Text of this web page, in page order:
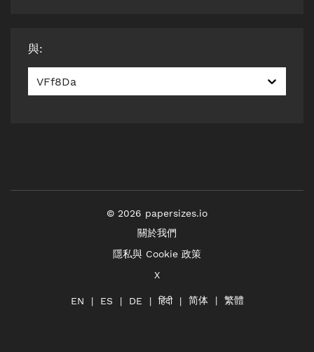
與:
VFf8Da
© 2026 papersizes.io
關於我們
隱私與 Cookie 政策
X
EN ES DE हिंदी 简体 繁體